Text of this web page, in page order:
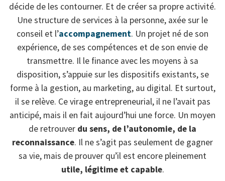
décide de les contourner. Et de créer sa propre activité.
Une structure de services à la personne, axée sur le
conseil et l’accompagnement. Un projet né de son
expérience, de ses compétences et de son envie de
transmettre. Il le finance avec les moyens à sa
disposition, s’appuie sur les dispositifs existants, se
forme à la gestion, au marketing, au digital. Et surtout,
il se relève. Ce virage entrepreneurial, il ne l’avait pas
anticipé, mais il en fait aujourd’hui une force. Un moyen
de retrouver du sens, de l’autonomie, de la
reconnaissance. Il ne s’agit pas seulement de gagner
sa vie, mais de prouver qu’il est encore pleinement
utile, légitime et capable.